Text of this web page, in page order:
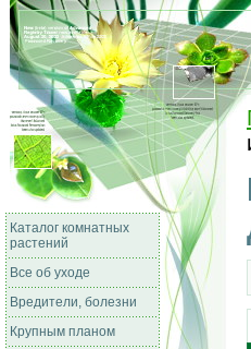
Каталог комнатных
растений
Все об уходе
Вредители, болезни
Крупным планом